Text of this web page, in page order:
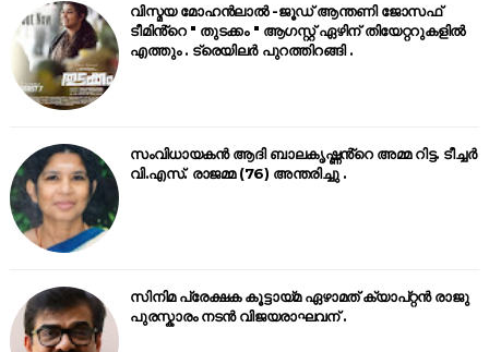
വിസ്മയ മോഹൻലാൽ -ജൂഡ് ആന്തണി ജോസഫ്
ടീമിൻ്റെ " തുടക്കം " ആഗസ്റ്റ് ഏഴിന് തിയേറ്ററുകളിൽ
എത്തും . ട്രെയിലർ പുറത്തിറങ്ങി .
സംവിധായകൻ ആദി ബാലകൃഷ്ണൻ്റെ അമ്മ റിട്ട. ടീച്ചർ
വി.എസ്. രാജമ്മ (76) അന്തരിച്ചു .
സിനിമ പ്രേക്ഷക കൂട്ടായ്മ ഏഴാമത് ക്യാപ്റ്റൻ രാജു
പുരസ്കാരം നടൻ വിജയരാഘവന് .